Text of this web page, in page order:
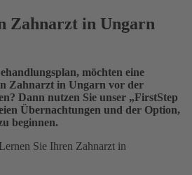
Zahnarzt in Ungarn
möchten eine
Zahnarzt in Ungarn vor der
Dann nutzen Sie unser „FirstStep
Übernachtungen und der Option,
beginnen.